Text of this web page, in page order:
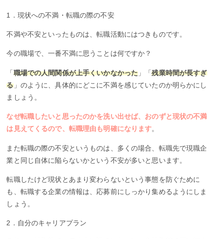
1．現状への不満・転職の際の不安
不満や不安といったものは、転職活動にはつきものです。
今の職場で、一番不満に思うことは何ですか？
「 職場での人間関係が上手くいかなかった 」「残業時間が長すぎ
る」のように、具体的にどこに不満を感じていたのか明らかにし
ましょう。
なぜ転職したいと思ったのかを洗い出せば、おのずと現状の不満
は見えてくるので、転職理由も明確になります。
また転職の際の不安というものは、多くの場合、転職先で現職企
業と同じ自体に陥らないかという不安が多いと思います。
転職したけど現状とあまり変わらないという事態を防ぐために
も、転職する企業の情報は、応募前にしっかり集めるようにしま
しょう。
2．自分のキャリアプラン